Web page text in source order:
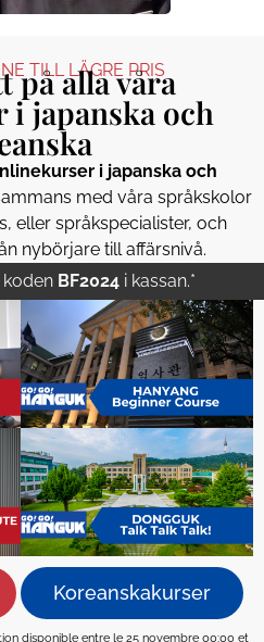
TILL LÄGRE PRIS
på alla våra
japanska och
i japanska och
med våra språkskolor
eller språkspecialister, och
nybörjare till affärsnivå.
BF2024 i kassan.*
Koreanskakurser
disponible entre le 25 novembre 00:00 et